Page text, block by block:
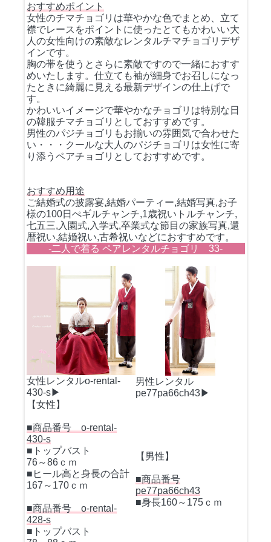
おすすめポイント
女性のチマチョゴリは華やかな色でまとめ、立て
襟でレースをポイントに使ったとてもかわいい大
人の女性向けの素敵なレンタルチマチョゴリデザ
インです。
胸の帯を使うとさらに素敵ですので一緒におすす
めいたします。仕立ても袖が細身でお召しになっ
たときに綺麗に見える最新デザインの仕上げで
す。
かわいいイメージで華やかなチョゴリは特別な日
の韓服チマチョゴリとしておすすめです。
男性のパジチョゴリもお揃いの雰囲気で合わせた
い・・・クールな大人のパジチョゴリは女性に寄
り添うペアチョゴリとしておすすめです。
おすすめ用途
ご結婚式の披露宴,結婚パーティー,結婚写真,お子
様の100日ぺギルチャンチ,1歳祝いトルチャンチ,
七五三,入園式,入学式,卒業式な節目の家族写真,還
暦祝い,結婚祝い,古希祝いなどにおすすめです。
-二人で着る ペアレンタルチョゴリ 33-
女性レンタルo-rental-
430-s▶
男性レンタル
pe77pa66ch43▶
【女性】
■商品番号 o-rental-
430-s
■トップバスト
76～86ｃｍ
■ヒール高と身長の合計
167～170ｃｍ
■商品番号 o-rental-
428-s
■トップバスト
【男性】
■商品番号
pe77pa66ch43
■身長160～175ｃｍ